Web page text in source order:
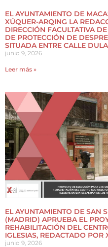
EL AYUNTAMIENTO DE
XÚQUER-ARQING LA
DIRECCIÓN FACULTATIVA
DE PROTECCIÓN DE
SITUADA ENTRE CALLE
junio 9, 2026
Leer más »
EL AYUNTAMIENTO DE SAN
(MADRID) APRUEBA EL
REHABILITACIÓN DEL
IGLESIAS, REDACTADO POR
junio 9, 2026